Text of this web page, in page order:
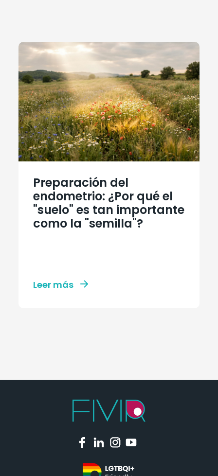
Preparación del
endometrio: ¿Por qué el
"suelo" es tan importante
como la "semilla"?
Leer más